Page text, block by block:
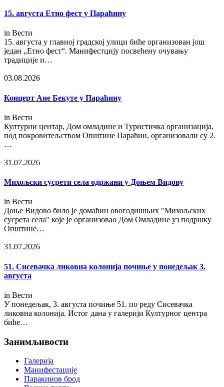
15. августа Етно фест у Параћину
in Вести
15. августа у главној градској улици биће организован још
један „Етно фест“. Манифестцију посвећену очувању
традиције и…
03.08.2026
Концерт Ане Бекуте у Параћину
in Вести
Културни центар, Дом омладине и Туристичка организација,
под покровитељством Општине Параћин, организовали су 2.
…
31.07.2026
Михољски сусрети села одржани у Доњем Видову
in Вести
Доње Видово било је домаћин овогодишњих "Михољских
сусрета села" које је организовао Дом Омладине уз подршку
Општине…
31.07.2026
51. Сисевачка ликовна колонија почиње у понедељак 3.
августа
in Вести
У понедељак, 3. августа почиње 51. по реду Сисевачка
ликовна колонија. Истог дана у галерији Културног центра
биће…
Занимљивости
Галерија
Манифестације
Паракинов брод